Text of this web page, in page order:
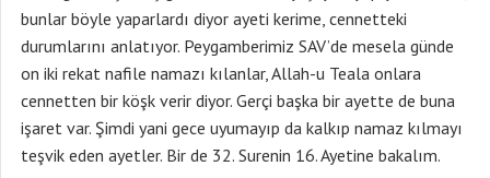
bunlar böyle yaparlardı diyor ayeti kerime, cennetteki
durumlarını anlatıyor. Peygamberimiz SAV’de mesela günde
on iki rekat nafile namazı kılanlar, Allah-u Teala onlara
cennetten bir köşk verir diyor. Gerçi başka bir ayette de buna
işaret var. Şimdi yani gece uyumayıp da kalkıp namaz kılmayı
teşvik eden ayetler. Bir de 32. Surenin 16. Ayetine bakalım.